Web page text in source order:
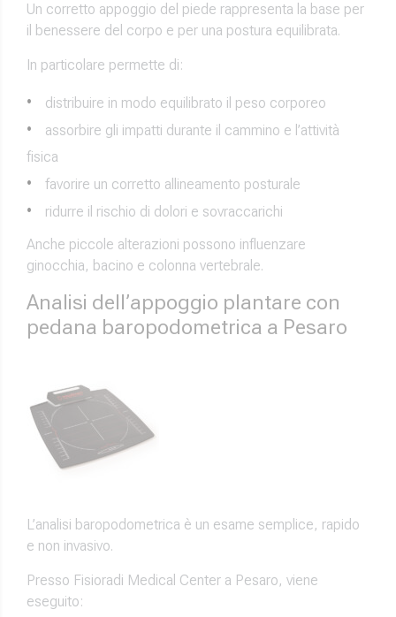
Un corretto appoggio del piede rappresenta la base per
il benessere del corpo e per una postura equilibrata.
In particolare permette di:
distribuire in modo equilibrato il peso corporeo
assorbire gli impatti durante il cammino e l’attività
fisica
favorire un corretto allineamento posturale
ridurre il rischio di dolori e sovraccarichi
Anche piccole alterazioni possono influenzare
ginocchia, bacino e colonna vertebrale.
Analisi dell’appoggio plantare con
pedana baropodometrica a Pesaro
L’analisi baropodometrica è un esame semplice, rapido
e non invasivo.
Presso Fisioradi Medical Center a Pesaro, viene
eseguito: